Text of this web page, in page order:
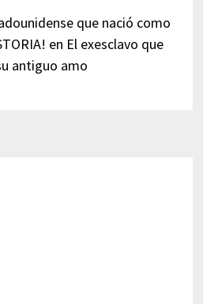
que nació como
en El exesclavo que
antiguo amo